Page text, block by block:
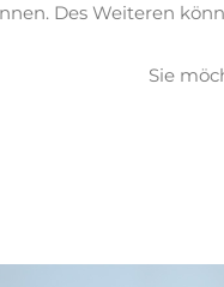
Des Weiteren
Sie